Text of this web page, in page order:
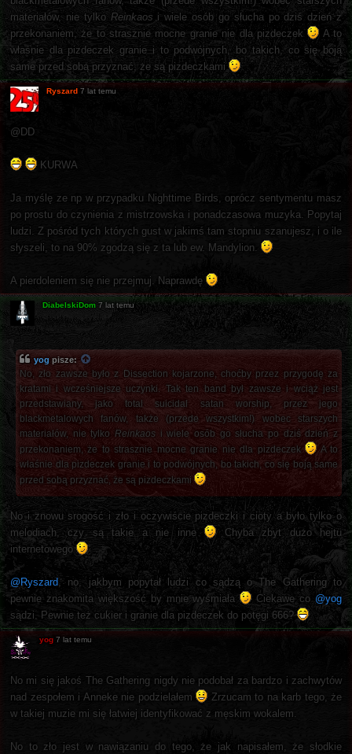
materiałów, nie tylko Reinkaos i wiele osób go słucha po dziś dzień z
przekonaniem, że to strasznie mocne granie nie dla pizdeczek
A to
właśnie dla pizdeczek granie i to podwójnych, bo takich, co się boją
same przed sobą przyznać, że są pizdeczkami
Ryszard 7 lat temu
@DD
KURWA
Ja myślę ze np w przypadku Nighttime Birds, oprócz sentymentu masz
po prostu do czynienia z mistrzowska i ponadczasowa muzyka. Popytaj
ludzi. Z pośród tych których gust w jakimś tam stopniu szanujesz, i o ile
słyszeli, to na 90% zgodzą się z ta lub ew. Mandylion.
A pierdoleniem się nie przejmuj. Naprawdę
DiabelskiDom 7 lat temu
yog pisze:
No, zło zawsze było z Dissection kojarzone, choćby przez przygodę za
kratami i wcześniejsze uczynki. Tak ten band był zawsze i wciąż jest
przedstawiany, jako total suicidal satan worship, przez jego
blackmetalowych fanów, także (przede wszystkim!) wobec starszych
materiałów, nie tylko Reinkaos i wiele osób go słucha po dziś dzień z
przekonaniem, że to strasznie mocne granie nie dla pizdeczek
A to
właśnie dla pizdeczek granie i to podwójnych, bo takich, co się boją same
przed sobą przyznać, że są pizdeczkami
No i znowu srogość i zło i oczywiście pizdeczki i cioty a było tylko o
melodiach, czy są takie a nie inne
Chyba zbyt dużo hejtu
internetowego
@Ryszard, no, jakbym popytał ludzi co sądzą o The Gathering to
pewnie znakomita większość by mnie wyśmiała
Ciekawe co @yog
sądzi. Pewnie też cukier i granie dla pizdeczek do potęgi 666?
yog 7 lat temu
No mi się jakoś The Gathering nigdy nie podobał za bardzo i zachwytów
nad zespołem i Anneke nie podzielałem
Zrzucam to na karb tego, że
w takiej muzie mi się łatwiej identyfikować z męskim wokalem.
No to zło jest w nawiązaniu do tego, że jak napisałem, że słodkie